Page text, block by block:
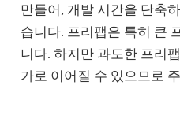
만들어, 개발 시간을 단축
습니다. 프리팹은 특히 큰
니다. 하지만 과도한 프리
가로 이어질 수 있으므로